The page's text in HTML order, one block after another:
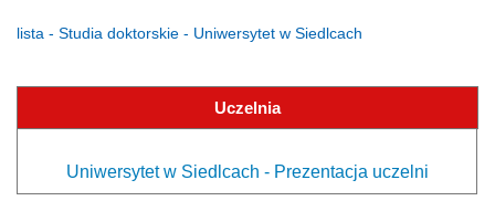
lista - Studia doktorskie - Uniwersytet w Siedlcach
Uczelnia
Uniwersytet w Siedlcach - Prezentacja uczelni